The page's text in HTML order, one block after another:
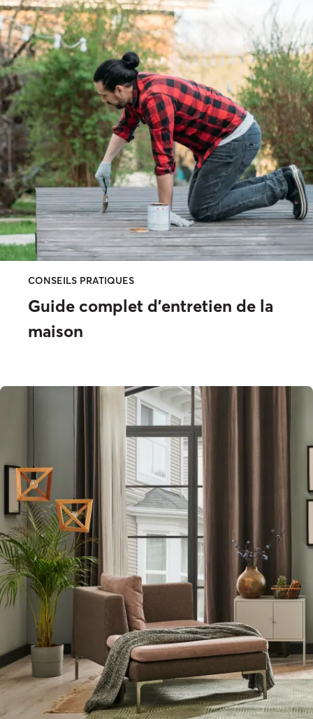
CONSEILS PRATIQUES
Guide complet d'entretien de la
maison